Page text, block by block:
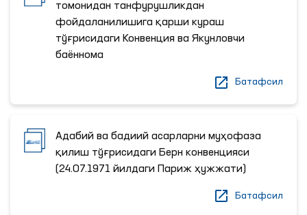
томонидан танфурушликдан
фойдаланилишига қарши кураш
тўғрисидаги Конвенция ва Якунловчи
баённома
Батафсил
Адабий ва бадиий асарларни муҳофаза
қилиш тўғрисидаги Берн конвенцияси
(24.07.1971 йилдаги Париж ҳужжати)
Батафсил